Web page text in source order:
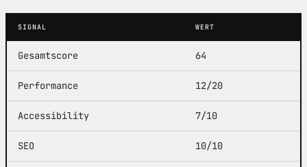
SIGNAL WERT
Gesamtscore 64
Performance 12/20
Accessibility 7/10
SEO 10/10